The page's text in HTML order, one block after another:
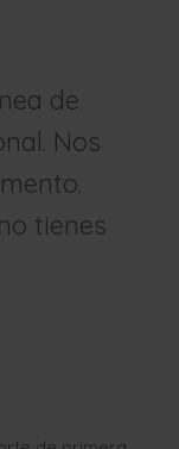
de
Nos
tienes